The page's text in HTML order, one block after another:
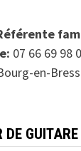
07 66 69 98
en-
DE GUITARE